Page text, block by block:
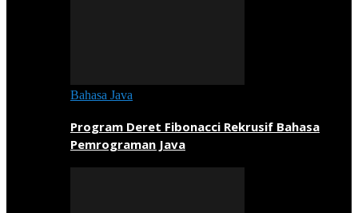
Bahasa Java
Program Deret Fibonacci Rekrusif Bahasa
Pemrograman Java